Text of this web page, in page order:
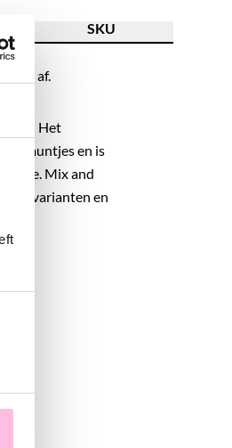
SKU
af.
Het
muntjes en is
Mix and
varianten en